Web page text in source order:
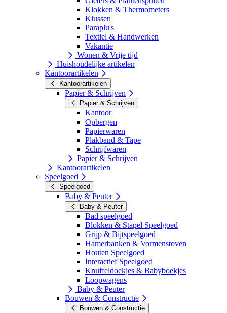
Klokken & Thermometers
Klussen
Paraplu's
Textiel & Handwerken
Vakantie
Wonen & Vrije tijd
Huishoudelijke artikelen
Kantoorartikelen
Kantoorartikelen
Papier & Schrijven
Papier & Schrijven
Kantoor
Opbergen
Papierwaren
Plakband & Tape
Schrijfwaren
Papier & Schrijven
Kantoorartikelen
Speelgoed
Speelgoed
Baby & Peuter
Baby & Peuter
Bad speelgoed
Blokken & Stapel Speelgoed
Grijp & Bijtspeelgoed
Hamerbanken & Vormenstoven
Houten Speelgoed
Interactief Speelgoed
Knuffeldoekjes & Babyboekjes
Loopwagens
Baby & Peuter
Bouwen & Constructie
Bouwen & Constructie